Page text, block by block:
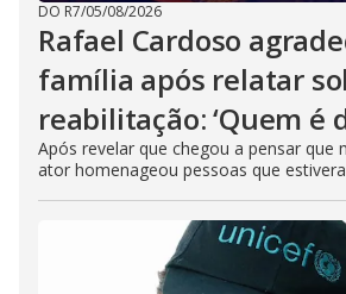
DO R7/05/08/2026
Rafael Cardoso
família após relatar
reabilitação: ‘Quem é
Após revelar que chegou a pensar que
ator homenageou pessoas que